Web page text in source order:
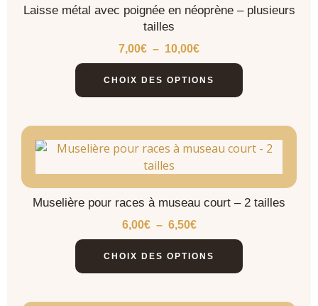
Laisse métal avec poignée en néoprène – plusieurs
tailles
7,00€ – 10,00€
CHOIX DES OPTIONS
Muselière pour races à museau court – 2 tailles
6,00€ – 6,50€
CHOIX DES OPTIONS